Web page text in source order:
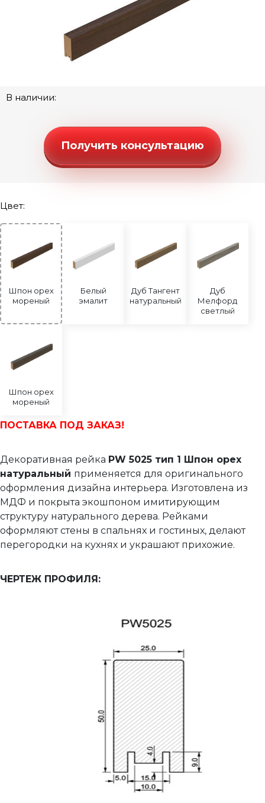
В наличии:
Получить консультацию
Цвет:
Белый
эмалит
Дуб Тангент
натуральный
Дуб
Мелфорд
светлый
Шпон орех
мореный
Шпон орех
мореный
ПОСТАВКА ПОД ЗАКАЗ!
Декоративная рейка PW 5025 тип 1 Шпон орех
натуральный применяется для оригинального
оформления дизайна интерьера. Изготовлена из
МДФ и покрыта экошпоном имитирующим
структуру натурального дерева. Рейками
оформляют стены в спальнях и гостиных, делают
перегородки на кухнях и украшают прихожие.
ЧЕРТЕЖ ПРОФИЛЯ: